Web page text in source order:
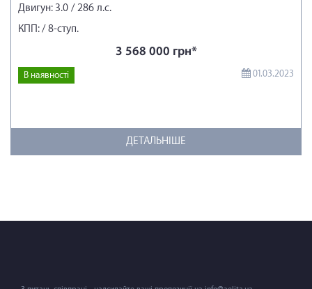
Двигун: 3.0 / 286 л.с.
КПП: / 8-ступ.
3 568 000 грн*
В наявності 01.03.2023
ДЕТАЛЬНІШЕ